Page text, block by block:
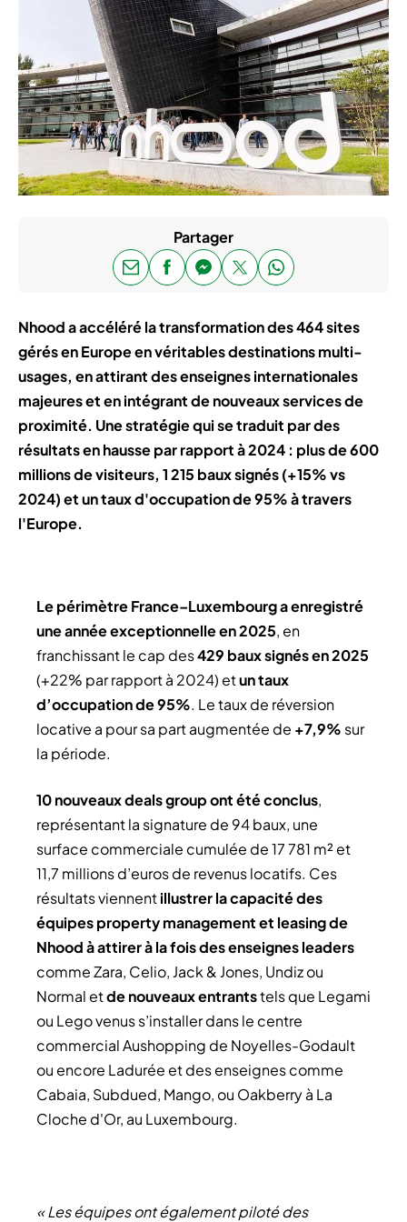
Partager
Nhood a accéléré la transformation des 464 sites
gérés en Europe en véritables destinations multi-
usages, en attirant des enseignes internationales
majeures et en intégrant de nouveaux services de
proximité. Une stratégie qui se traduit par des
résultats en hausse par rapport à 2024 : plus de 600
millions de visiteurs, 1 215 baux signés (+15% vs
2024) et un taux d'occupation de 95% à travers
l'Europe.
Le périmètre France–Luxembourg a enregistré
une année exceptionnelle en 2025, en
franchissant le cap des429 baux signés en 2025
(+22% par rapport à 2024) etun taux
d’occupation de 95%. Le taux de réversion
locative a pour sa part augmentée de +7,9% sur
la période.
10 nouveaux deals group ont été conclus,
représentant la signature de 94 baux, une
surface commerciale cumulée de 17 781 m² et
11,7 millions d’euros de revenus locatifs. Ces
résultats viennentillustrer la capacité des
équipes property management et leasing de
Nhood à attirer à la fois des enseignes leaders
comme Zara, Celio, Jack & Jones, Undiz ou
Normal etde nouveaux entrantstels que Legami
ou Lego venus s’installer dans le centre
commercial Aushopping de Noyelles-Godault
ou encore Ladurée et des enseignes comme
Cabaia, Subdued, Mango, ou Oakberry à La
Cloche d'Or, au Luxembourg.
« Les équipes ont également piloté des